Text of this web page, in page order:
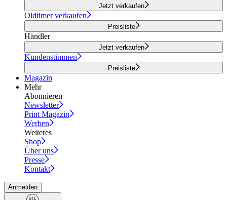
Jetzt verkaufen
Oldtimer verkaufen
Preisliste
Händler
Jetzt verkaufen
Kundenstimmen
Preisliste
Magazin
Mehr
Abonnieren
Newsletter
Print Magazin
Werben
Weiteres
Shop
Über uns
Presse
Kontakt
Anmelden